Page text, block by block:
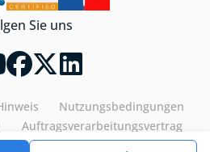
Sie uns
Nutzungsbedingungen
Auftragsverarbeitungsvertrag